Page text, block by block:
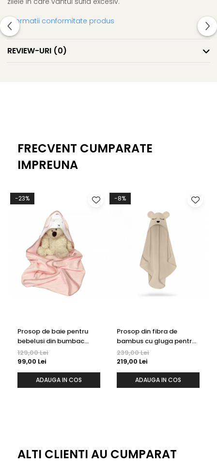
Informatii conformitate produs
REVIEW-URI (0)
FRECVENT CUMPARATE
IMPREUNA
-23%
Prosop de baie pentru
bebelusi din bumbac
Frotte, cu gluga, Fluffy
Roz, 75 x 75 cm
129,00 Lei
99,00 Lei
ADAUGA IN COS
-8%
Prosop din fibra de
bambus cu gluga pentru
bebelusi si copii, Teddy
Beige, marimea S
85x90cm
239,00 Lei
219,00 Lei
ADAUGA IN COS
ALTI CLIENTI AU CUMPARAT